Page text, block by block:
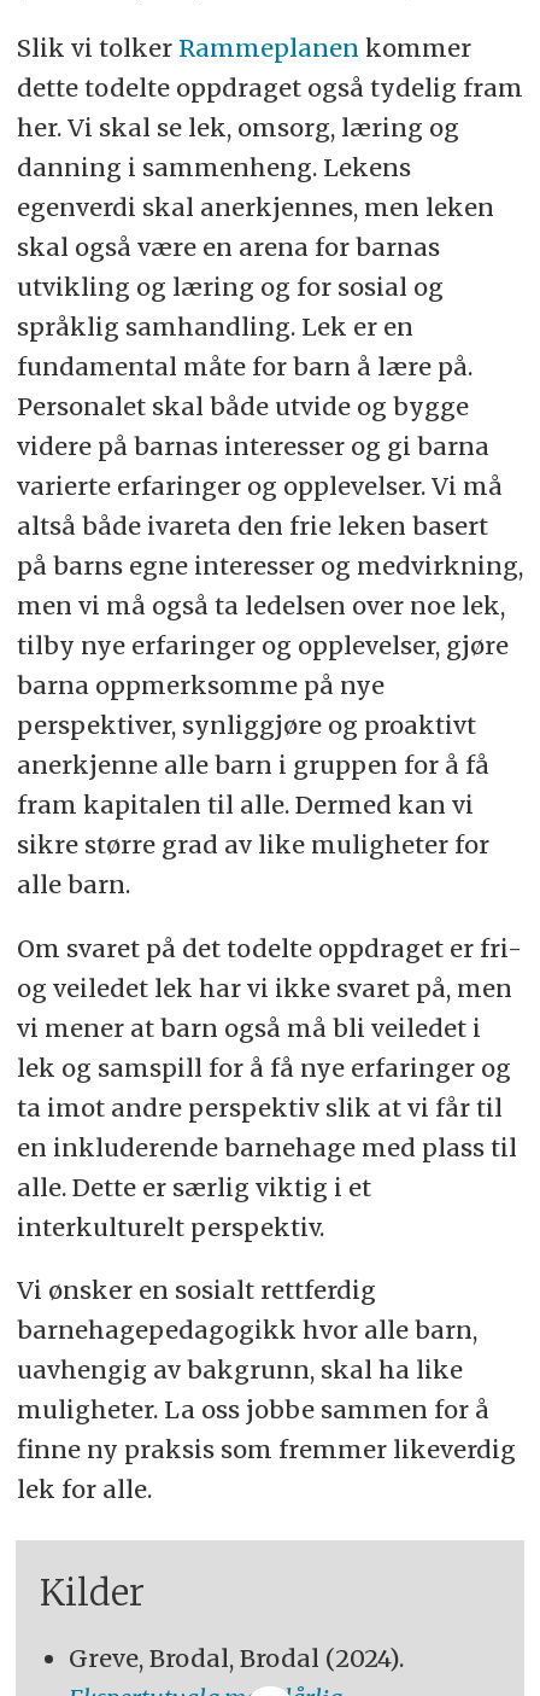
Slik vi tolker Rammeplanen kommer
dette todelte oppdraget også tydelig fram
her. Vi skal se lek, omsorg, læring og
danning i sammenheng. Lekens
egenverdi skal anerkjennes, men leken
skal også være en arena for barnas
utvikling og læring og for sosial og
språklig samhandling. Lek er en
fundamental måte for barn å lære på.
Personalet skal både utvide og bygge
videre på barnas interesser og gi barna
varierte erfaringer og opplevelser. Vi må
altså både ivareta den frie leken basert
på barns egne interesser og medvirkning,
men vi må også ta ledelsen over noe lek,
tilby nye erfaringer og opplevelser, gjøre
barna oppmerksomme på nye
perspektiver, synliggjøre og proaktivt
anerkjenne alle barn i gruppen for å få
fram kapitalen til alle. Dermed kan vi
sikre større grad av like muligheter for
alle barn.
Om svaret på det todelte oppdraget er fri-
og veiledet lek har vi ikke svaret på, men
vi mener at barn også må bli veiledet i
lek og samspill for å få nye erfaringer og
ta imot andre perspektiv slik at vi får til
en inkluderende barnehage med plass til
alle. Dette er særlig viktig i et
interkulturelt perspektiv.
Vi ønsker en sosialt rettferdig
barnehagepedagogikk hvor alle barn,
uavhengig av bakgrunn, skal ha like
muligheter. La oss jobbe sammen for å
finne ny praksis som fremmer likeverdig
lek for alle.
Kilder
Greve, Brodal, Brodal (2024).